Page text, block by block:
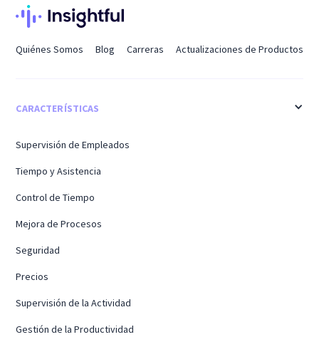
Quiénes Somos Blog Carreras Actualizaciones de Productos
CARACTERÍSTICAS
Supervisión de Empleados
Tiempo y Asistencia
Control de Tiempo
Mejora de Procesos
Seguridad
Precios
Supervisión de la Actividad
Gestión de la Productividad